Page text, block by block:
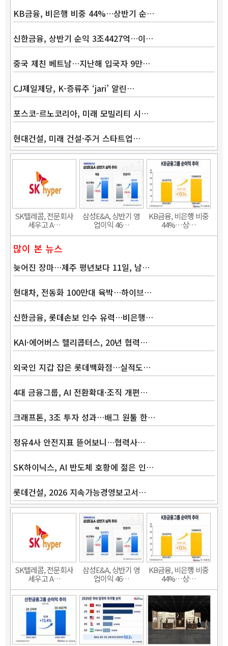
KB금융, 비은행 비중 44%…상반기 순…
신한금융, 상반기 순익 3조4427억…이…
중국 제친 베트남…지난해 입국자 9만…
CJ제일제당, K-증류주 ‘jari’ 알린…
포스코-르노코리아, 미래 모빌리티 시…
현대건설, 미래 건설·주거 스타트업…
SK텔레콤, 전문회사
세우고 A…
삼성E&A, 상반기 영
업이익 46…
KB금융, 비은행 비중
44%…상…
많이 본 뉴스
늦어진 장마…제주 평년보다 11일, 남…
현대차, 전동화 100만대 육박…하이브…
신한금융, 롯데손보 인수 유력…비은행…
KAI·에어버스 헬리콥터스, 20년 협력…
외국인 지갑 잡은 롯데백화점…실적도…
4대 금융그룹, AI 전환확대·조직 개편…
크래프톤, 3조 투자 성과…배그 원툴 한…
정유4사 안전지표 뜯어보니…협력사…
SK하이닉스, AI 반도체 호황에 젊은 인…
롯데건설, 2026 지속가능경영보고서…
SK텔레콤, 전문회사
세우고 A…
삼성E&A, 상반기 영
업이익 46…
KB금융, 비은행 비중
44%…상…